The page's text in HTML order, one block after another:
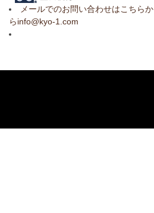
メールでのお問い合わせはこちらか
らinfo@kyo-1.com